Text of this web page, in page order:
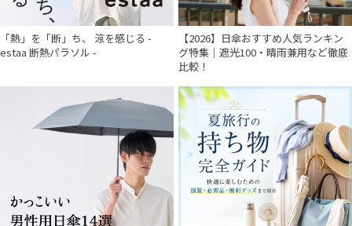
販売状況
入荷状況
「熱」を「断」ち、 涼を感じる -
estaa 断熱パラソル -
【2026】日傘おすすめ人気ランキン
グ特集｜遮光100・晴雨兼用など徹底
比較！